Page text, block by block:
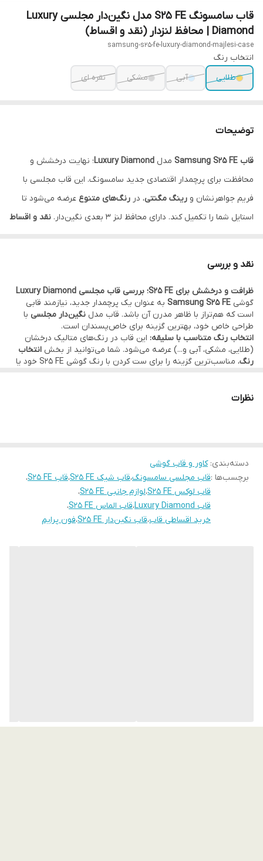
قاب سامسونگ S25 FE مدل نگین‌دار مجلسی Luxury
Diamond | محافظ لنزدار (نقد و اقساط)
samsung-s25-fe-luxury-diamond-majlesi-case
انتخاب رنگ
طلایی
آبی مشکی نقره ای
توضیحات
قاب Samsung S25 FE مدل Luxury Diamond؛ نهایت درخشش و
محافظت برای پرچمدار اقتصادی جدید سامسونگ. این قاب مجلسی با
فریم جواهرنشان و رینگ مگنتی، در رنگ‌های متنوع عرضه می‌شود تا
استایل شما را تکمیل کند. دارای محافظ لنز ۳ بعدی نگین‌دار.
نقد و اقساط
نقد و بررسی
ظرافت و درخشش برای S25 FE؛ بررسی قاب مجلسی Luxury Diamond
گوشی Samsung S25 FE به عنوان یک پرچمدار جدید، نیازمند قابی
است که هم‌تراز با ظاهر مدرن آن باشد. قاب مدل نگین‌دار مجلسی با
طراحی خاص خود، بهترین گزینه برای خاص‌پسندان است.
انتخاب رنگ متناسب با سلیقه: این قاب در رنگ‌های متالیک درخشان
(طلایی، مشکی، آبی و...) عرضه می‌شود. شما می‌توانید از بخش انتخاب
رنگ
، مناسب‌ترین گزینه را برای ست کردن با رنگ گوشی S25 FE خود یا
محافظت ویژه از لنزهای دوربین:
نیز از زیبایی اصلی S25 FE محافظت می‌کند.
نقد و اقساط از ترب پی و اسنپ پی و دیجی پیدر فون پرایم فعال است
تا خرید این محصول لوکس برای شما راحت باشد.
نظرات
دسته‌بندی:کاور و قاب گوشی
برچسب‌ها :قاب مجلسی سامسونگ،قاب شیک S25 FE ،قاب S25 FE
،
قاب لوکس S25 FE
،لوازم جانبی S25 FE
،
قاب Luxury Diamond
،قاب الماس S25 FE
،
خرید اقساطی قاب،قاب نگین‌دار S25 FE ،فون پرایم